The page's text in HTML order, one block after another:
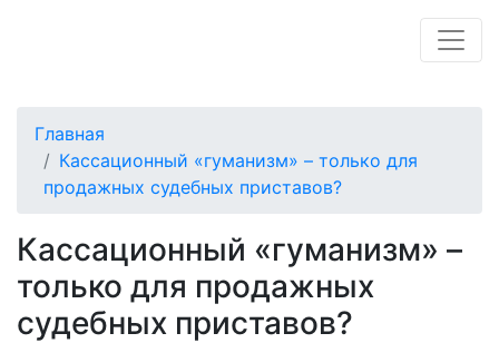
Главная
Кассационный «гуманизм» – только для
продажных судебных приставов?
Кассационный «гуманизм» –
только для продажных
судебных приставов?